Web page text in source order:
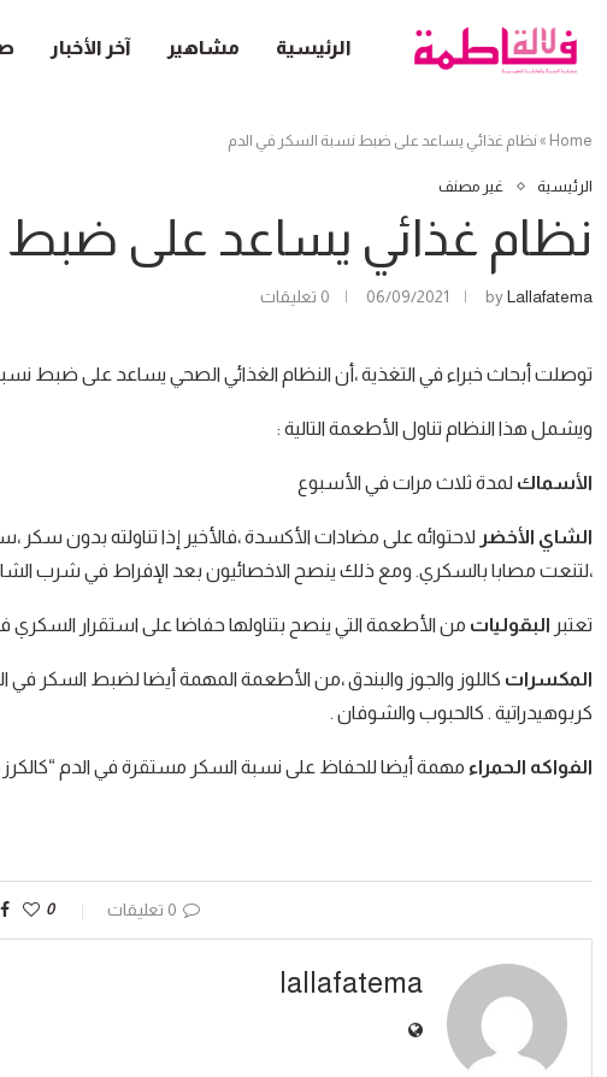
الرئيسية مشاهير آخر الأخبار
Home
»نظام غذائي يساعد على ضبط نسبة السكر في الدم
الرئيسية غير مصنف
نظام غذائي يساعد على ضبط
byLallafatema
06/09/2021 0 تعليقات
توصلت أبحاث خبراء في التغذية ،أن النظام الغذائي الصحي يساعد على ضبط
ويشمل هذا النظام تناول الأطعمة التالية :
الأسماك لمدة ثلاث مرات في الأسبوع
الشاي الأخضر لاحتوائه على مضادات الأكسدة ،فالأخير إذا تناولته بدون
،لتنعت مصابا بالسكري. ومع ذلك ينصح الاخصائيون بعد الإفراط في شرب الشاي
تعتبر البقوليات من الأطعمة التي ينصح بتناولها حفاضا على استقرار السكري في
المكسرات كاللوز والجوز والبندق ،من الأطعمة المهمة أيضا لضبط السكر
كربوهيدراتية . كالحبوب والشوفان .
الفواكه الحمراء مهمة أيضا للحفاظ على نسبة السكر مستقرة في الدم “كالكرز
0 تعليقات 0
lallafatema